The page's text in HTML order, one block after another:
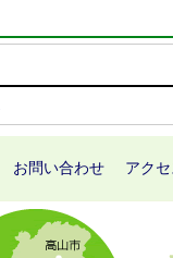
お問い合わせ アクセ